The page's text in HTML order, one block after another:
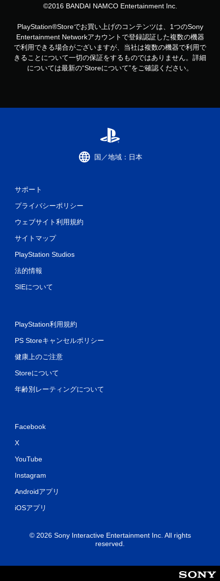
©2016 BANDAI NAMCO Entertainment Inc.
PlayStation®Storeでお買い上げのコンテンツは、1つのSony
Entertainment Networkアカウントで登録認証した複数の機器
で利用できる場合がございますが、当社は複数の機器で利用で
きることについて一切の保証をするものではありません。詳細
については最新の“Storeについて”をご確認ください。
国／地域：日本
サポート
プライバシーポリシー
ウェブサイト利用規約
サイトマップ
PlayStation Studios
法的情報
SIEについて
PlayStation利用規約
PS Storeキャンセルポリシー
健康上のご注意
Storeについて
年齢別レーティングについて
Facebook
X
YouTube
Instagram
Androidアプリ
iOSアプリ
© 2026 Sony Interactive Entertainment Inc. All rights
reserved.